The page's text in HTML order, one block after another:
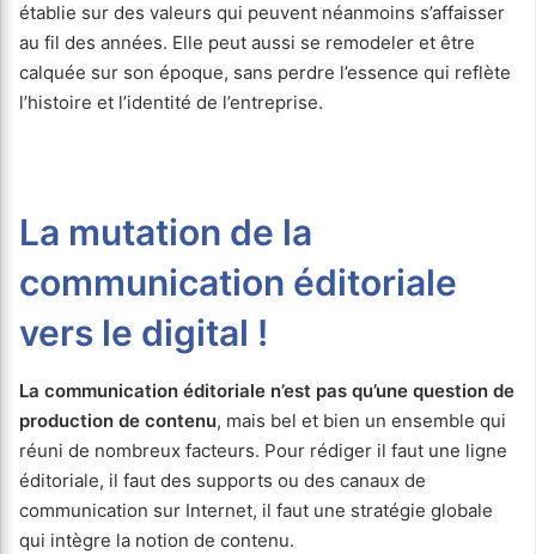
établie sur des valeurs qui peuvent néanmoins s’affaisser
au fil des années. Elle peut aussi se remodeler et être
calquée sur son époque, sans perdre l’essence qui reflète
l’histoire et l’identité de l’entreprise.
La mutation de la
communication éditoriale
vers le digital !
La communication éditoriale n’est pas qu’une question de
production de contenu, mais bel et bien un ensemble qui
réuni de nombreux facteurs. Pour rédiger il faut une ligne
éditoriale, il faut des supports ou des canaux de
communication sur Internet, il faut une stratégie globale
qui intègre la notion de contenu.